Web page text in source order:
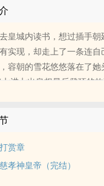
皇城内读书，想过插手
实现，却走上了一条连
容朝的雪花悠悠落在了她
进七出皇权最后登顶的故
，前期主要是铺垫，主要讲
一定都代表作者观点，甚
辣鸡作者读了几本史书
一定投珠评论让俺知道，
赏章
孝神皇帝（完结）